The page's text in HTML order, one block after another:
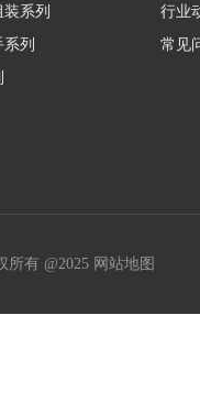
系列
列
行业
常见
所有 @2025 网站地图